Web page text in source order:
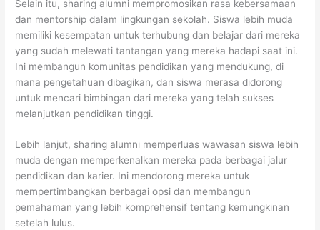
Selain itu, sharing alumni mempromosikan rasa kebersamaan
dan mentorship dalam lingkungan sekolah. Siswa lebih muda
memiliki kesempatan untuk terhubung dan belajar dari mereka
yang sudah melewati tantangan yang mereka hadapi saat ini.
Ini membangun komunitas pendidikan yang mendukung, di
mana pengetahuan dibagikan, dan siswa merasa didorong
untuk mencari bimbingan dari mereka yang telah sukses
melanjutkan pendidikan tinggi.
Lebih lanjut, sharing alumni memperluas wawasan siswa lebih
muda dengan memperkenalkan mereka pada berbagai jalur
pendidikan dan karier. Ini mendorong mereka untuk
mempertimbangkan berbagai opsi dan membangun
pemahaman yang lebih komprehensif tentang kemungkinan
setelah lulus.